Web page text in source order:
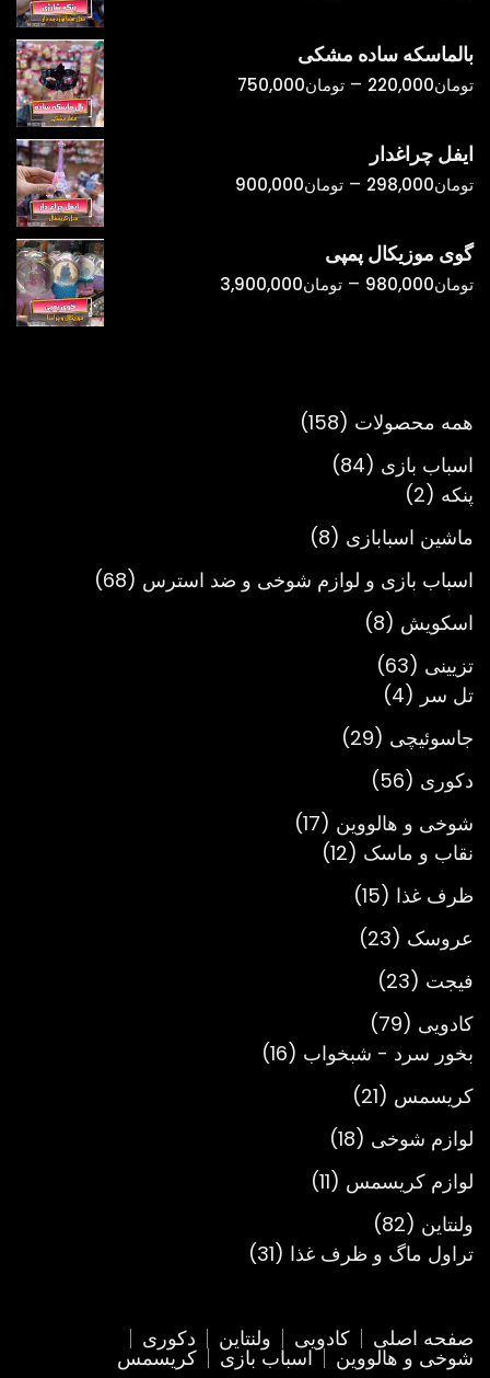
تومان420,000
بالماسکه ساده مشکی
تومان220,000
– تومان750,000
تا
ایفل چراغدار
تومان298,000
– تومان900,000
تا
تومان900,000
گوی موزیکال پمپی
تومان980,000
– تومان3,900,000
همه محصولات
158
158
اسباب بازی 84
84
پنکه 2
2
محصول
ماشین اسبابازی 8
8
اسباب بازی و لوازم شوخی و ضد استرس 68
68
اسکویش 8
8
تزیینی 63
63
محصول
تل سر 4
4
محصول
جاسوئیچی 29
29
دکوری 56
56
محصول
شوخی و هالووین 17
17
نقاب و ماسک 12
12
ظرف غذا 15
15
محصول
عروسک 23
23
فیجت 23
23
محصول
کادویی 79
79
محصول
بخور سرد - شبخواب 16
16
کریسمس 21
21
محصول
لوازم شوخی 18
18
محصول
لوازم کریسمس 11
11
ولنتاین 82
82
محصول
تراول ماگ و ظرف غذا 31
31
صفحه اصلی کادویی ولنتاین دکوری
شوخی و هالووین اسباب بازی کریسمس